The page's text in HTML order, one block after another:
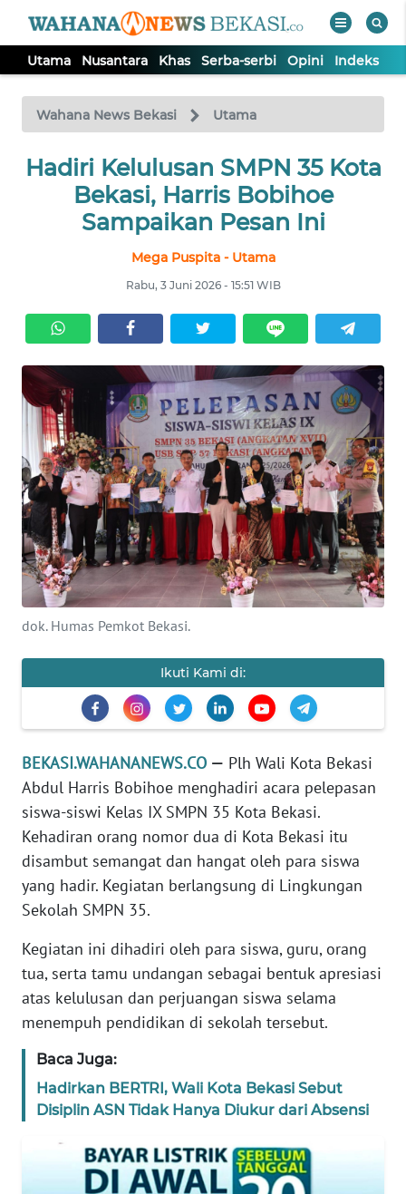
Utama Nusantara Khas Serba-serbi Opini Indeks
Wahana News Bekasi Utama
Hadiri Kelulusan SMPN 35 Kota
Bekasi, Harris Bobihoe
Sampaikan Pesan Ini
Mega Puspita - Utama
Rabu, 3 Juni 2026 - 15:51 WIB
dok. Humas Pemkot Bekasi.
Ikuti Kami di:
BEKASI.WAHANANEWS.CO — Plh Wali Kota Bekasi
Abdul Harris Bobihoe menghadiri acara pelepasan
siswa-siswi Kelas IX SMPN 35 Kota Bekasi.
Kehadiran orang nomor dua di Kota Bekasi itu
disambut semangat dan hangat oleh para siswa
yang hadir. Kegiatan berlangsung di Lingkungan
Sekolah SMPN 35.
Kegiatan ini dihadiri oleh para siswa, guru, orang
tua, serta tamu undangan sebagai bentuk apresiasi
atas kelulusan dan perjuangan siswa selama
menempuh pendidikan di sekolah tersebut.
Baca Juga:
Hadirkan BERTRI, Wali Kota Bekasi Sebut
Disiplin ASN Tidak Hanya Diukur dari Absensi
TV
Tutup
UTAMA
NUSANTARA
SERBA-
SERBI
OPINI
Informasi
INDEKS
BERITA
KONTAK
KAMI
INFO
IKLAN
MEDIA
SIBER
REDAKSI
Wahana
News
Regional
WN
WN
JAKARTA